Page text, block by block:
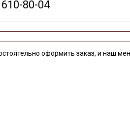
80-04
оформить заказ, и наш